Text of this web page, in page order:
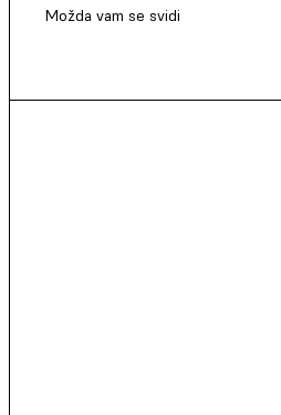
Možda vam se svidi